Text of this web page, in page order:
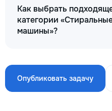
Как выбрать
категории
машины»?
Опубликовать задачу